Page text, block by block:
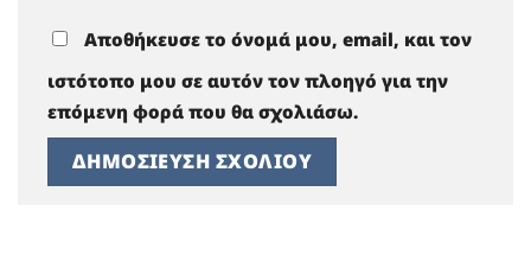
Αποθήκευσε το όνομά μου, email, και τον
ιστότοπο μου σε αυτόν τον πλοηγό για την
επόμενη φορά που θα σχολιάσω.